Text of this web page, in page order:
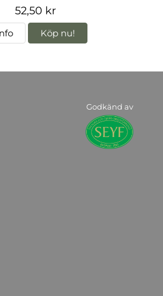
52,50 kr
Köp nu!
Godkänd av